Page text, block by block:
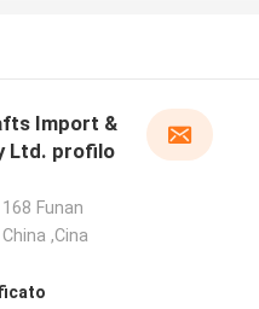
Import &
Ltd. profilo
Funan
,Cina